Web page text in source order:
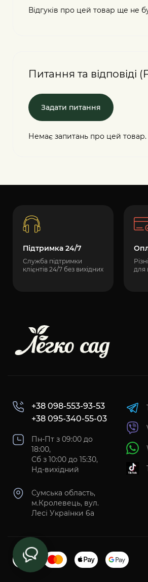
Відгуків про цей товар ще не
Питання та
Задати питання
Немає запитань про цей товар.
Підтримка 24/7
Служба підтримки
клієнтів 24/7 без вихідних
для
+38 098-553-93-53
+38 095-340-55-03
Пн-Пт з 09:00 до
18:00,
Сб з 10:00 до 15:30,
Нд-вихідний
Сумська область,
м.Кролевець, вул.
Лесі Українки 6а